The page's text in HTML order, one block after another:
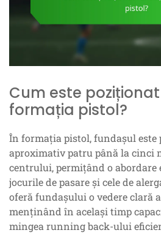
Cum este
formația pistol?
În formația pistol, fundașul este
aproximativ patru până la cinci
centrului, permițând o
jocurile de pasare și cele de
oferă fundașului o vedere clară
menținând în același timp
mingea running back-ului